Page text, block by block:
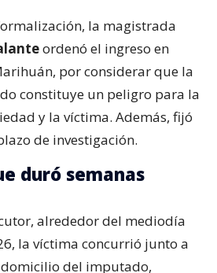
la magistrada
ordenó el ingreso en
por considerar que la
constituye un peligro para la
y la víctima. Además, fijó
de investigación.
duró semanas
alrededor del mediodía
la víctima concurrió junto a
del imputado,